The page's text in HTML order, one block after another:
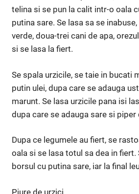
telina si se pun la calit intr-o oala
putina sare. Se lasa sa se
verde, doua-trei cani de apa,
si se lasa la fiert.
Se spala urzicile, se taie in bucati
putin ulei, dupa care se adauga
marunt. Se lasa urzicile pana isi
dupa care se adauga sare si piper
Dupa ce legumele au fiert, se
oala si se lasa totul sa dea in fiert.
borsul cu putina sare, iar la final
Piure de urzici